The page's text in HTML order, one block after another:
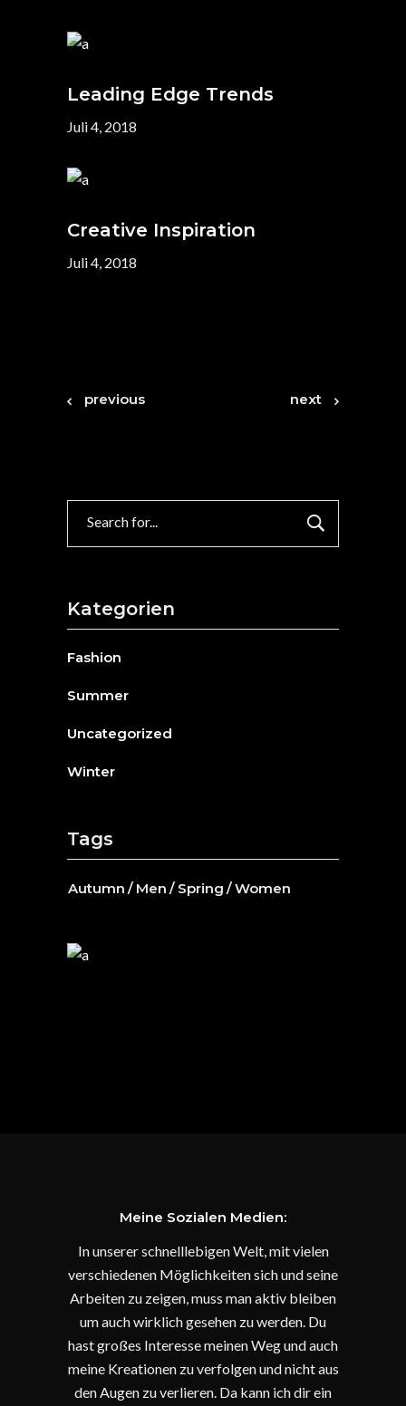
Leading Edge Trends
Juli 4, 2018
Creative Inspiration
Juli 4, 2018
previous next
Kategorien
Fashion
Summer
Uncategorized
Winter
Tags
Autumn Men Spring Women
Meine Sozialen Medien:
In unserer schnelllebigen Welt, mit vielen
verschiedenen Möglichkeiten sich und seine
Arbeiten zu zeigen, muss man aktiv bleiben
um auch wirklich gesehen zu werden. Du
hast großes Interesse meinen Weg und auch
meine Kreationen zu verfolgen und nicht aus
den Augen zu verlieren. Da kann ich dir ein